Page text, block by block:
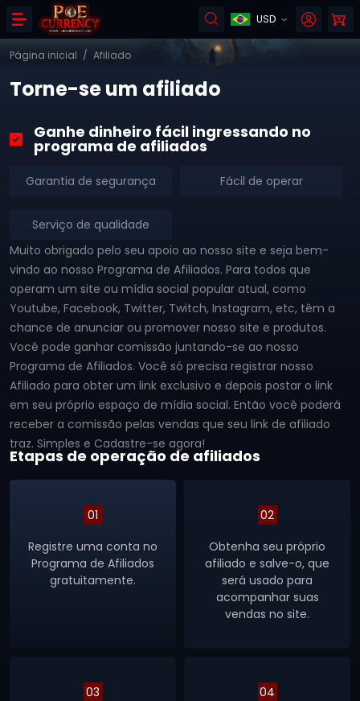
USD
Página inicial / Afiliado
Torne-se um afiliado
Ganhe dinheiro fácil ingressando no
programa de afiliados
Garantia de segurança Fácil de operar
Serviço de qualidade
Muito obrigado pelo seu apoio ao nosso site e seja bem-
vindo ao nosso Programa de Afiliados. Para todos que
operam um site ou mídia social popular atual, como
Youtube, Facebook, Twitter, Twitch, Instagram, etc, têm a
chance de anunciar ou promover nosso site e produtos.
Você pode ganhar comissão juntando-se ao nosso
Programa de Afiliados. Você só precisa registrar nosso
Afiliado para obter um link exclusivo e depois postar o link
em seu próprio espaço de mídia social. Então você poderá
receber a comissão pelas vendas que seu link de afiliado
traz. Simples e Cadastre-se agora!
Etapas de operação de afiliados
01
Registre uma conta no
Programa de Afiliados
gratuitamente.
02
Obtenha seu próprio
afiliado e salve-o, que
será usado para
acompanhar suas
vendas no site.
03
04